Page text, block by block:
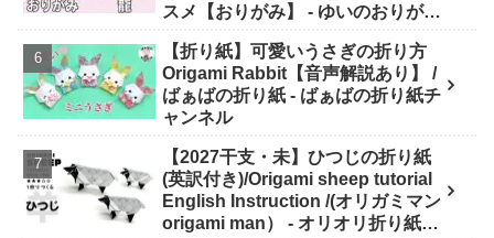
スメ【おりがみ】 - ゆいのおりがみ
【折り紙】可愛いうさぎの折り方
Origami Rabbit【音声解説あり】 /
ばぁばの折り紙 - ばぁばの折り紙チ
ャンネル
【2027干支・未】ひつじの折り紙
(英訳付き)/Origami sheep tutorial
English Instruction /(オリガミマン
origami man） - オリオリ折り紙マ